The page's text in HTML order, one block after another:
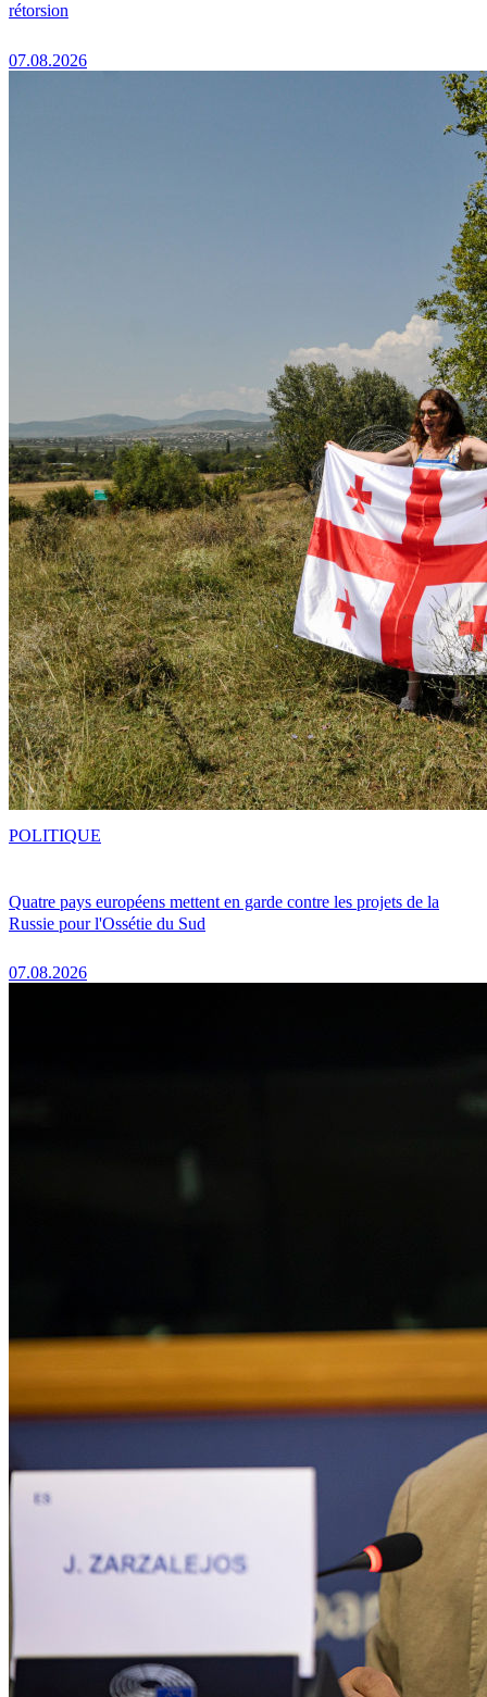
rétorsion
07.08.2026
Quatre pays européens mettent en garde contre les projets de la
Russie pour l'Ossétie du Sud
07.08.2026
POLITIQUE